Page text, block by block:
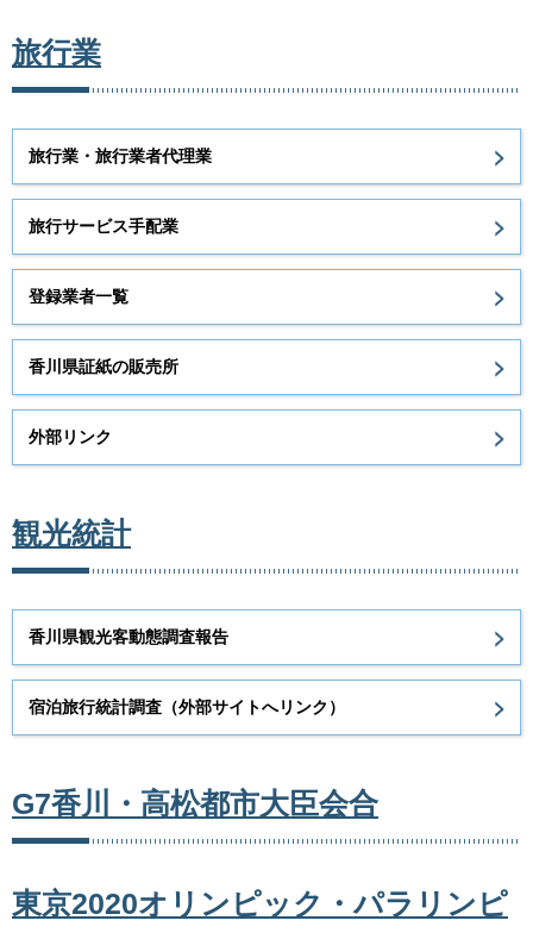
旅行業
旅行業・旅行業者代理業
旅行サービス手配業
登録業者一覧
香川県証紙の販売所
外部リンク
観光統計
香川県観光客動態調査報告
宿泊旅行統計調査（外部サイトへリンク）
G7香川・高松都市大臣会合
東京2020オリンピック・パラリンピ